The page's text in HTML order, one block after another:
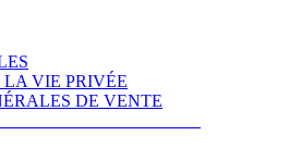
VIE PRIVÉE
DE VENTE